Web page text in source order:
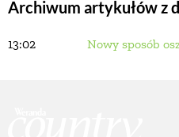
Archiwum artykułów z
13:02 Nowy sposób